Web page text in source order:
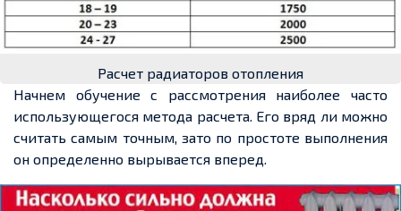
Расчет радиаторов отопления
Начнем обучение с рассмотрения наиболее часто
использующегося метода расчета. Его вряд ли можно
считать самым точным, зато по простоте выполнения
он определенно вырывается вперед.